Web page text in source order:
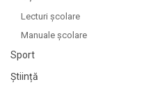
Lecturi şcolare
Manuale şcolare
Sport
Știință